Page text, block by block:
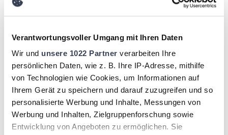
Verantwortungsvoller Umgang mit Ihren Daten
Wir und unsere 1022 Partner verarbeiten Ihre
persönlichen Daten, wie z. B. Ihre IP-Adresse, mithilfe
von Technologien wie Cookies, um Informationen auf
Ihrem Gerät zu speichern und darauf zuzugreifen und so
personalisierte Werbung und Inhalte, Messungen von
Werbung und Inhalten, Zielgruppenforschung sowie
Entwicklung von Angeboten zu ermöglichen. Sie